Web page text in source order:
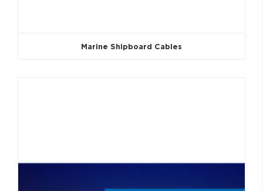
Marine Shipboard Cables